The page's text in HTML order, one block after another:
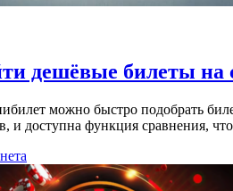
дешёвые билеты на
можно быстро подобрать
и доступна функция сравнения,